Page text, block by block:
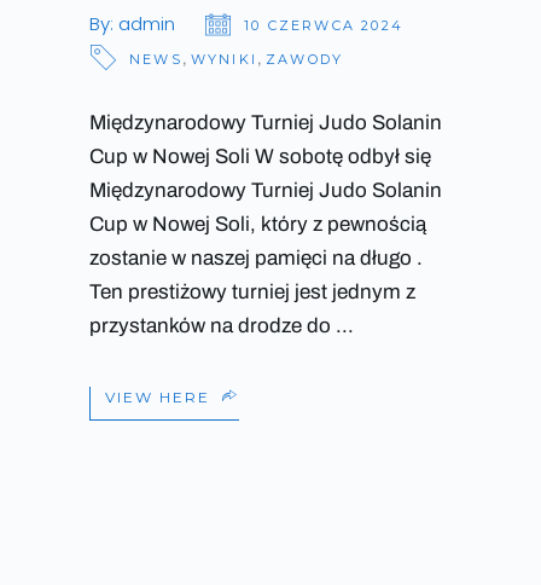
By: admin
10 CZERWCA 2024
NEWS , WYNIKI , ZAWODY
Międzynarodowy Turniej Judo Solanin
Cup w Nowej Soli W sobotę odbył się
Międzynarodowy Turniej Judo Solanin
Cup w Nowej Soli, który z pewnością
zostanie w naszej pamięci na długo .
Ten prestiżowy turniej jest jednym z
przystanków na drodze do
VIEW HERE